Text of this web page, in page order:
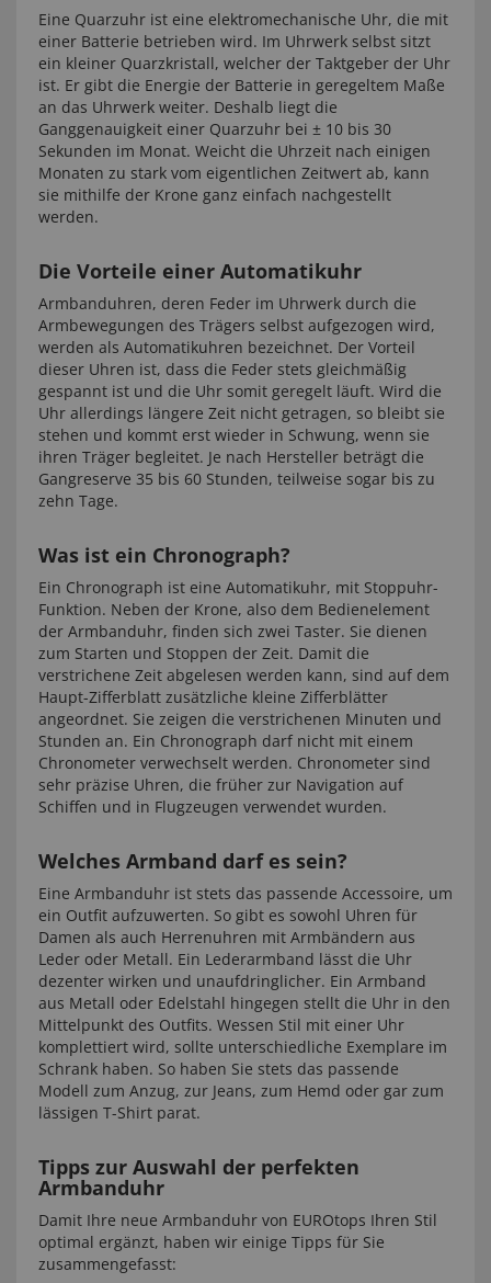
Eine Quarzuhr ist eine elektromechanische Uhr, die mit
einer Batterie betrieben wird. Im Uhrwerk selbst sitzt
ein kleiner Quarzkristall, welcher der Taktgeber der Uhr
ist. Er gibt die Energie der Batterie in geregeltem Maße
an das Uhrwerk weiter. Deshalb liegt die
Ganggenauigkeit einer Quarzuhr bei ± 10 bis 30
Sekunden im Monat. Weicht die Uhrzeit nach einigen
Monaten zu stark vom eigentlichen Zeitwert ab, kann
sie mithilfe der Krone ganz einfach nachgestellt
werden.
Die Vorteile einer Automatikuhr
Armbanduhren, deren Feder im Uhrwerk durch die
Armbewegungen des Trägers selbst aufgezogen wird,
werden als Automatikuhren bezeichnet. Der Vorteil
dieser Uhren ist, dass die Feder stets gleichmäßig
gespannt ist und die Uhr somit geregelt läuft. Wird die
Uhr allerdings längere Zeit nicht getragen, so bleibt sie
stehen und kommt erst wieder in Schwung, wenn sie
ihren Träger begleitet. Je nach Hersteller beträgt die
Gangreserve 35 bis 60 Stunden, teilweise sogar bis zu
zehn Tage.
Was ist ein Chronograph?
Ein Chronograph ist eine Automatikuhr, mit Stoppuhr-
Funktion. Neben der Krone, also dem Bedienelement
der Armbanduhr, finden sich zwei Taster. Sie dienen
zum Starten und Stoppen der Zeit. Damit die
verstrichene Zeit abgelesen werden kann, sind auf dem
Haupt-Zifferblatt zusätzliche kleine Zifferblätter
angeordnet. Sie zeigen die verstrichenen Minuten und
Stunden an. Ein Chronograph darf nicht mit einem
Chronometer verwechselt werden. Chronometer sind
sehr präzise Uhren, die früher zur Navigation auf
Schiffen und in Flugzeugen verwendet wurden.
Welches Armband darf es sein?
Eine Armbanduhr ist stets das passende Accessoire, um
ein Outfit aufzuwerten. So gibt es sowohl Uhren für
Damen als auch Herrenuhren mit Armbändern aus
Leder oder Metall. Ein Lederarmband lässt die Uhr
dezenter wirken und unaufdringlicher. Ein Armband
aus Metall oder Edelstahl hingegen stellt die Uhr in den
Mittelpunkt des Outfits. Wessen Stil mit einer Uhr
komplettiert wird, sollte unterschiedliche Exemplare im
Schrank haben. So haben Sie stets das passende
Modell zum Anzug, zur Jeans, zum Hemd oder gar zum
lässigen T-Shirt parat.
Tipps zur Auswahl der perfekten
Armbanduhr
Damit Ihre neue Armbanduhr von EUROtops Ihren Stil
optimal ergänzt, haben wir einige Tipps für Sie
zusammengefasst: